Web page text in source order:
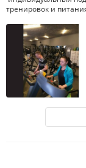
тренировок и